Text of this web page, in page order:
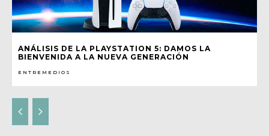
ANÁLISIS DE LA PLAYSTATION 5: DAMOS LA
BIENVENIDA A LA NUEVA GENERACIÓN
ENTREMEDIOS